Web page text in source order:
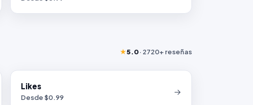
★5.0· 2720+ reseñas
Likes
Desde $0.99
→